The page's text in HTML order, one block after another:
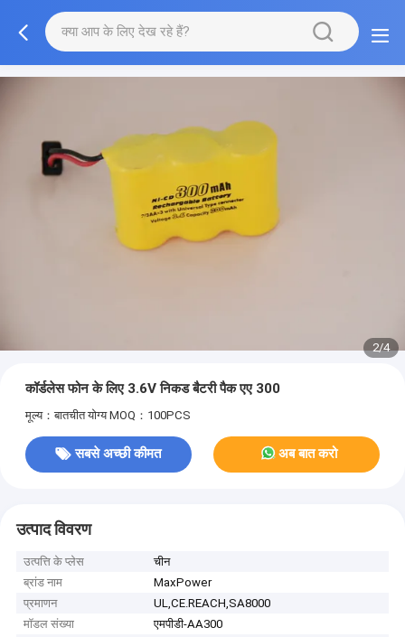
2/4
कॉर्डलेस फोन के लिए 3.6V निकड बैटरी पैक एए 300
मूल्य：बातचीत योग्य MOQ：100PCS
सबसे अच्छी कीमत अब बात करो
उत्पाद विवरण
उत्पत्ति के प्लेस
चीन
ब्रांड नाम
MaxPower
प्रमाणन
UL,CE.REACH,SA8000
मॉडल संख्या
एमपीडी-AA300